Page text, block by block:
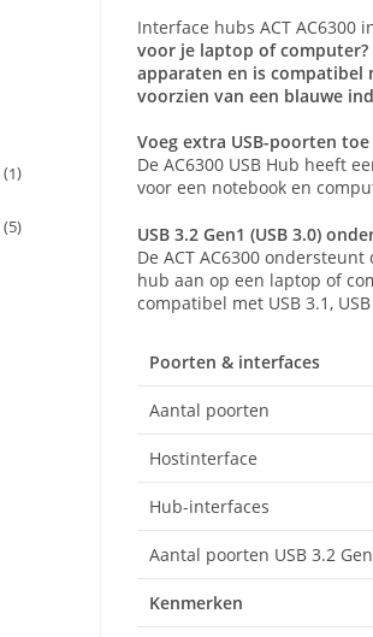
Interface hubs ACT AC6300
voor je laptop of computer?
apparaten en is compatibel
voorzien van een blauwe
Voeg extra USB-poorten
De AC6300 USB Hub heeft
voor een notebook en
USB 3.2 Gen1 (USB 3.0)
De ACT AC6300
hub aan op een laptop of
compatibel met USB 3.1,
Poorten & interfaces
Aantal poorten
Hostinterface
Hub-interfaces
Aantal poorten USB 3.2
Kenmerken
1
5